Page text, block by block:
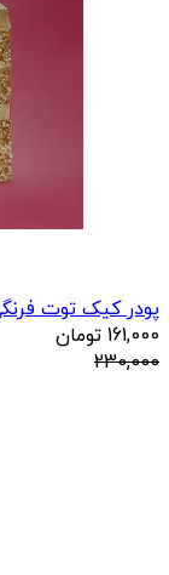
پودر کیک توت
161,000 تومان
230,000